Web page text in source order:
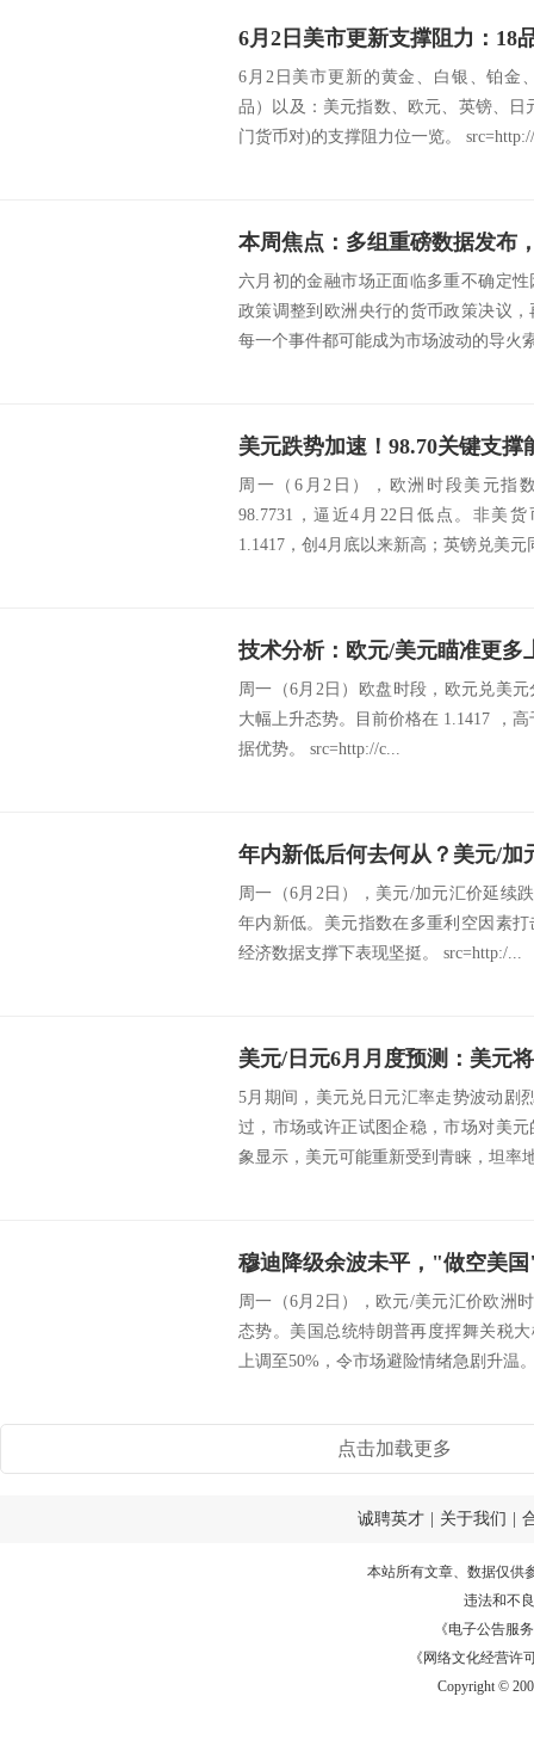
6月2日美市更新的黄金、白银、铂金
品）以及：美元指数、欧元、英镑、
门货币对)的支撑阻力位一览。
本周焦点：多组重磅数据发布
六月初的金融市场正面临多重不确定
政策调整到欧洲央行的货币政策决议
每一个事件都可能成为市场波动的导火
周一（6月2日），欧洲时段美元指
98.7731，逼近4月22日低点。非美
1.1417，创4月底以来新高；英镑兑美元
技术分析：欧元/美元瞄准更多
周一（6月2日）欧盘时段，欧元兑美
大幅上升态势。目前价格在 1.1417 ，
据优势。 src=http://c...
年内新低后何去何从？美元/加
周一（6月2日），美元/加元汇价延续
年内新低。美元指数在多重利空因素
经济数据支撑下表现坚挺。 src=http:/...
5月期间，美元兑日元汇率走势波动剧
过，市场或许正试图企稳，市场对美
象显示，美元可能重新受到青睐，坦率
周一（6月2日），欧元/美元汇价欧洲
态势。美国总统特朗普再度挥舞关税
上调至50%，令市场避险情绪急剧升温
点击加载更多
诚聘英才 关于我们
本站所有文章、数据仅供
违法和不
《电子公告服务
《网络文化经营许
Copyright ©